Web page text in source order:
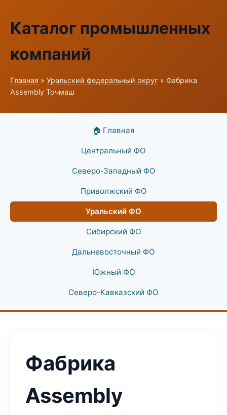
Каталог промышленных
компаний
Главная » Уральский федеральный округ » Фабрика
Assembly Точмаш
🏠 Главная
Центральный ФО
Северо-Западный ФО
Приволжский ФО
Уральский ФО
Сибирский ФО
Дальневосточный ФО
Южный ФО
Северо-Кавказский ФО
Фабрика
Assembly